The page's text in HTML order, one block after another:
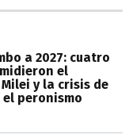
a 2027: cuatro
el
y la crisis de
peronismo